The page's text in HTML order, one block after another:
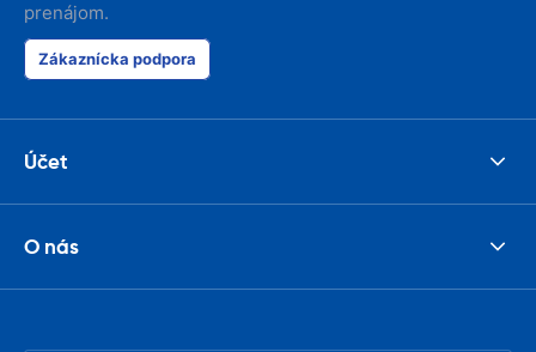
prenájom.
Zákaznícka podpora
Účet
O nás